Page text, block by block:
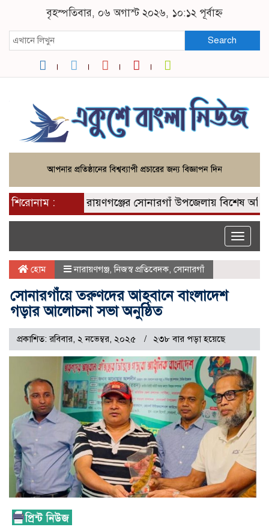
বৃহস্পতিবার, ০৬ অগাস্ট ২০২৬, ১০:১২ পূর্বাহ্ন
Search
শিরোনাম : নারায়ণগঞ্জের সোনারগাঁ উপজেলায় বিশেষ
Toggle
হোম নারায়ণগঞ্জ,নিজস্ব প্রতিবেদক, সোনারগাঁ
সোনারগাঁয়ে তরুণদের আহবানে বাংলাদেশ
গড়ার আলোচনা সভা অনুষ্ঠিত
প্রকাশিত: রবিবার, ২ নভেম্বর, ২০২৫ ২৩৮ বার পড়া হয়েছে